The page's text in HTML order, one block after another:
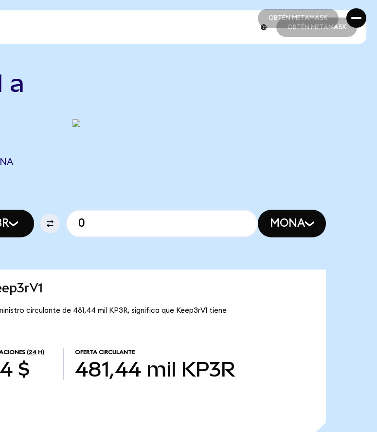
OBTÉN METAMASK
OBTÉN METAMASK
OBTÉN METAMASK
a
MONA
circulante de 481,44 mil KP3R, significa que Keep3rV1 tiene
(24 H)
$
OFERTA CIRCULANTE
481,44 mil KP3R